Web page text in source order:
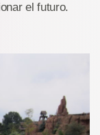
el futuro.